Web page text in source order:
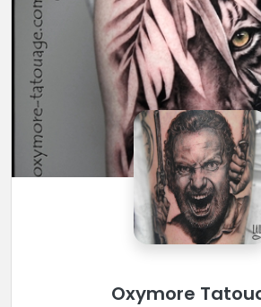
Oxymore